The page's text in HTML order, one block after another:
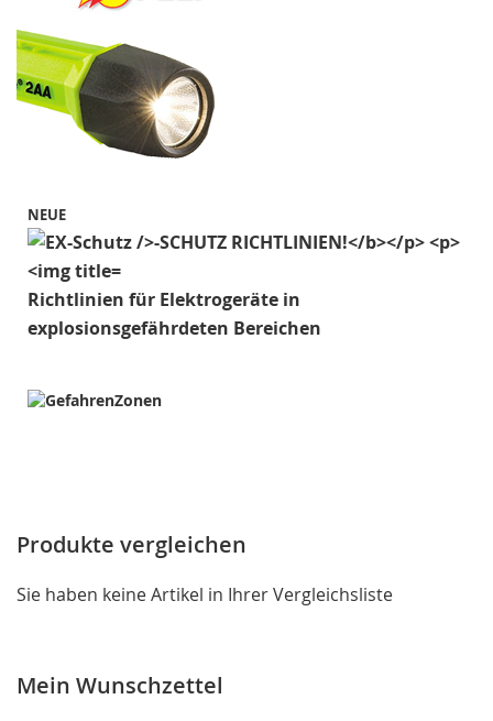
NEUE
Richtlinien für Elektrogeräte in
explosionsgefährdeten Bereichen
Produkte vergleichen
Sie haben keine Artikel in Ihrer Vergleichsliste
Mein Wunschzettel